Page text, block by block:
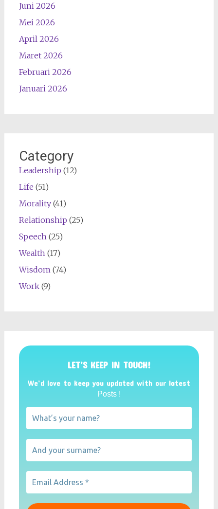
Juni 2026
Mei 2026
April 2026
Maret 2026
Februari 2026
Januari 2026
Category
Leadership (12)
Life (51)
Morality(41)
Relationship (25)
Speech(25)
Wealth(17)
Wisdom(74)
Work(9)
LET’S KEEP IN TOUCH!
We’d love to keep you updated with our latest
Posts !